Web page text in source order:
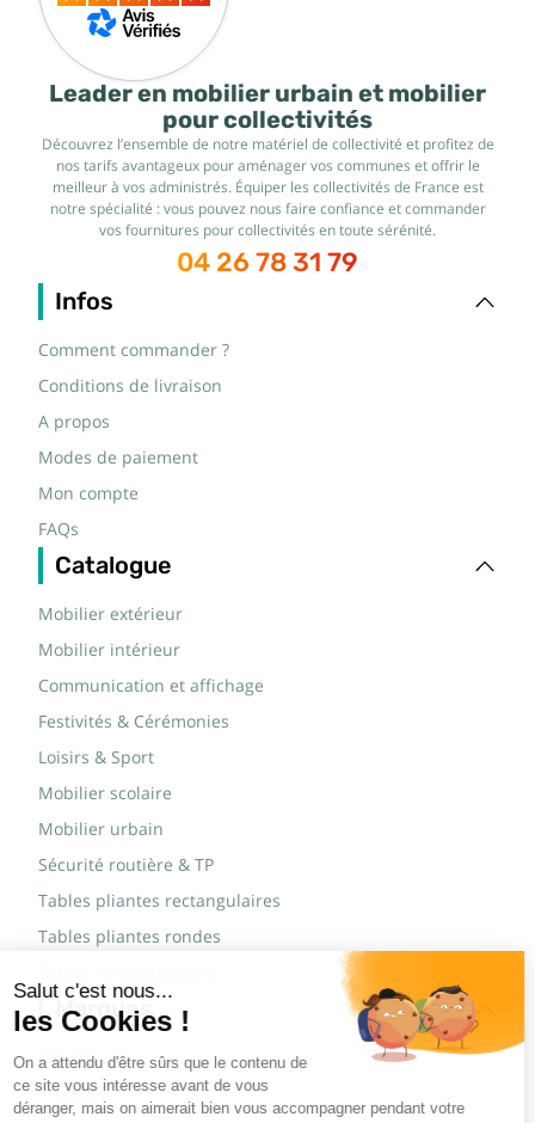
Leader en mobilier urbain et mobilier
pour collectivités
Découvrez l’ensemble de notre matériel de collectivité et profitez de
nos tarifs avantageux pour aménager vos communes et offrir le
meilleur à vos administrés. Équiper les collectivités de France est
notre spécialité : vous pouvez nous faire confiance et commander
vos fournitures pour collectivités en toute sérénité.
04 26 78 31 79
Infos
Comment commander ?
Conditions de livraison
A propos
Modes de paiement
Mon compte
FAQs
Catalogue
Mobilier extérieur
Mobilier intérieur
Communication et affichage
Festivités & Cérémonies
Loisirs & Sport
Mobilier scolaire
Mobilier urbain
Sécurité routière & TP
Tables pliantes rectangulaires
Tables pliantes rondes
Marques
JAD Groupe
Procity®